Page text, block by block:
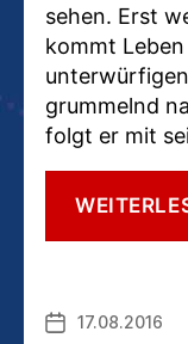
sehen. Erst
kommt
grummelnd
folgt er mit
17.08.2016